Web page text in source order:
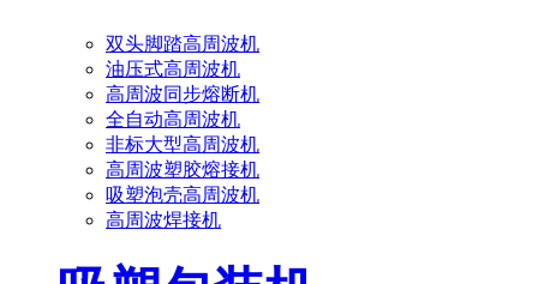
双头脚踏高周波机
油压式高周波机
高周波同步熔断机
全自动高周波机
非标大型高周波机
高周波塑胶熔接机
吸塑泡壳高周波机
高周波焊接机